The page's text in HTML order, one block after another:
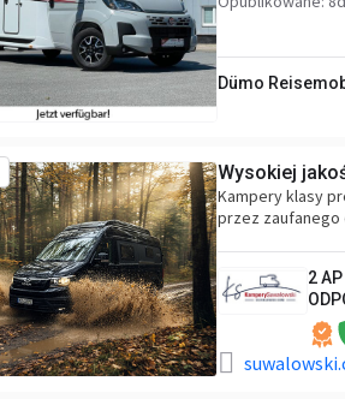
Dümo
Wysokiej
Kampery klasy
przez zaufanego
2